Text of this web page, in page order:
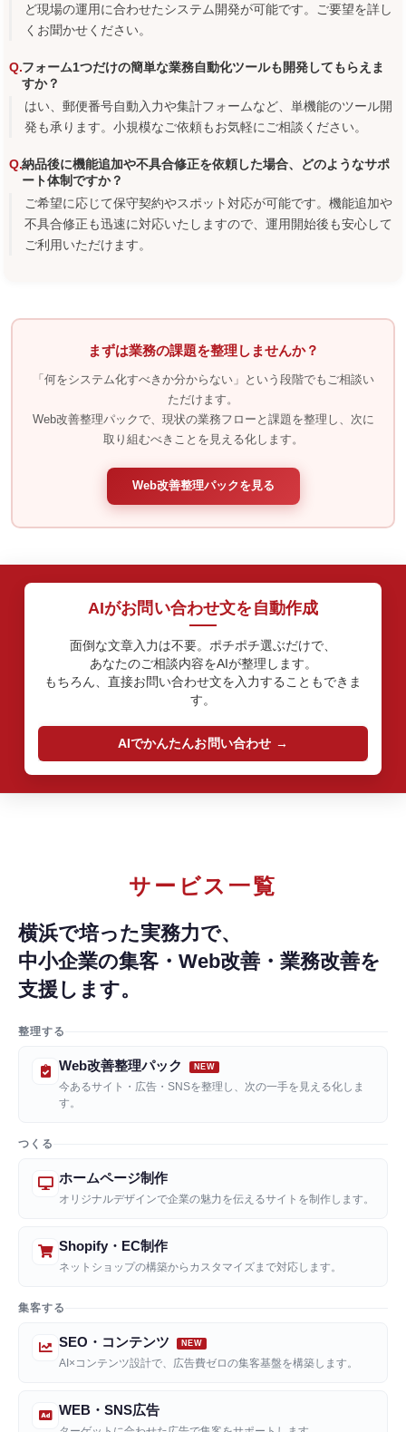
ど現場の運用に合わせたシステム開発が可能です。ご要望を詳し
くお聞かせください。
フォーム1つだけの簡単な業務自動化ツールも開発してもらえま
すか？
はい、郵便番号自動入力や集計フォームなど、単機能のツール開
発も承ります。小規模なご依頼もお気軽にご相談ください。
納品後に機能追加や不具合修正を依頼した場合、どのようなサポ
ート体制ですか？
ご希望に応じて保守契約やスポット対応が可能です。機能追加や
不具合修正も迅速に対応いたしますので、運用開始後も安心して
ご利用いただけます。
まずは業務の課題を整理しませんか？
「何をシステム化すべきか分からない」という段階でもご相談い
ただけます。
Web改善整理パックで、現状の業務フローと課題を整理し、次に
取り組むべきことを見える化します。
Web改善整理パックを見る
AIがお問い合わせ文を自動作成
面倒な文章入力は不要。ポチポチ選ぶだけで、
あなたのご相談内容をAIが整理します。
もちろん、直接お問い合わせ文を入力することもできま
す。
AIでかんたんお問い合わせ
サービス一覧
横浜で培った実務力で、
中小企業の集客・Web改善・業務改善を
支援します。
整理する
Web改善整理パック
今あるサイト・広告・SNSを整理し、次の一手を見える化しま
す。
つくる
ホームページ制作
オリジナルデザインで企業の魅力を伝えるサイトを制作します。
Shopify・EC制作
ネットショップの構築からカスタマイズまで対応します。
集客する
SEO・コンテンツ
AI×コンテンツ設計で、広告費ゼロの集客基盤を構築します。
WEB・SNS広告